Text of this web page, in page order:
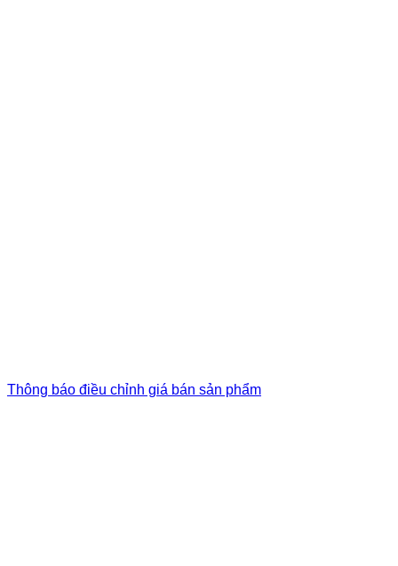
Thông báo điều chỉnh giá bán sản phẩm